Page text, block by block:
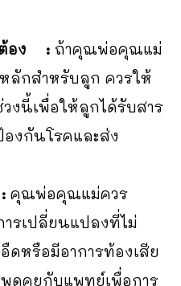
ต้อง : ถ้าคุณพ่อคุณแม่
ลักสำหรับลูก ควรให้
งนี้เพื่อให้ลูกได้รับสาร
งกันโรคและส่ง
คุณพ่อคุณแม่ควร
ารเปลี่ยนแปลงที่ไม่
ดหรือมีอาการท้องเสีย
ดคุยกับแพทย์เพื่อการ